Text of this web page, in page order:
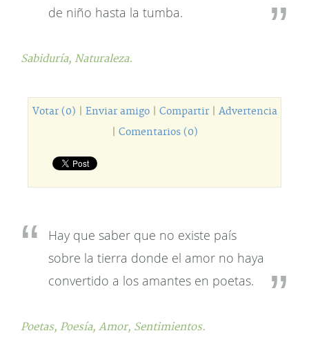
de niño hasta la tumba.
Sabiduría, Naturaleza.
Votar (0) Enviar amigo| Compartir| Advertencia
Comentarios (0)
Hay que saber que no existe país
sobre la tierra donde el amor no haya
convertido a los amantes en poetas.
Poetas, Poesía, Amor, Sentimientos.